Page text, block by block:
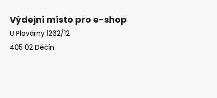
Výdejní místo pro e-shop
U Plovárny 1262/12
405 02 Děčín